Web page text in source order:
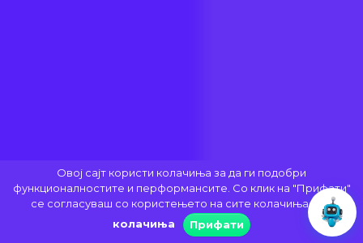
Овој сајт користи колачиња за да ги подобри
функционалностите и перформансите. Со клик на "Прифати"
се согласуваш со користењето на сите колачиња.
За
колачиња
Прифати